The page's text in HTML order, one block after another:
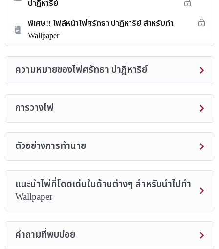
ปาฏิหาริย์
พิเศษ!! ไฟล์หน้าไพ่ศรัทธา ปาฏิหาริย์ สำหรับทำ
Wallpaper
ความหมายของไพ่ศรัทธา ปาฏิหาริย์
การวางไพ่
ตัวอย่างการทำนาย
แนะนำไพ่ที่โดดเด่นในด้านต่างๆ สำหรับนำไปทำ
Wallpaper
คำถามที่พบบ่อย